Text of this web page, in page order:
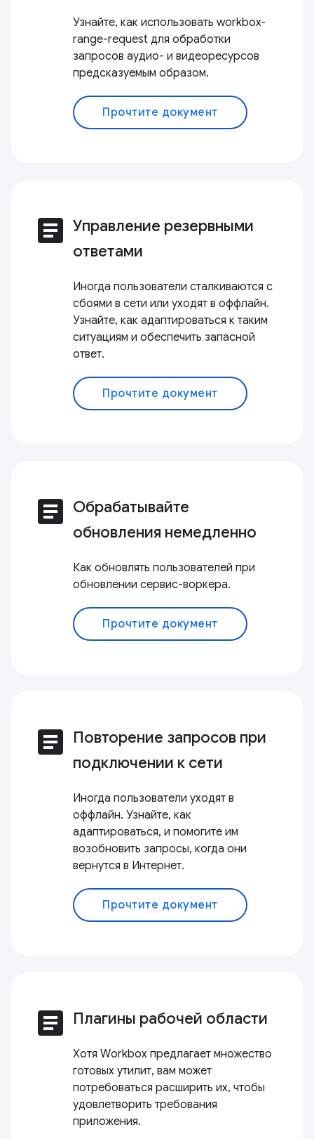
Узнайте, как использовать workbox-
range-request для обработки
запросов аудио- и видеоресурсов
предсказуемым образом.
Прочтите документ
article Управление резервными
ответами
Иногда пользователи сталкиваются с
сбоями в сети или уходят в оффлайн.
Узнайте, как адаптироваться к таким
ситуациям и обеспечить запасной
ответ.
Прочтите документ
article Обрабатывайте
обновления немедленно
Как обновлять пользователей при
обновлении сервис-воркера.
Прочтите документ
article Повторение запросов при
подключении к сети
Иногда пользователи уходят в
оффлайн. Узнайте, как
адаптироваться, и помогите им
возобновить запросы, когда они
вернутся в Интернет.
Прочтите документ
article Плагины рабочей области
Хотя Workbox предлагает множество
готовых утилит, вам может
потребоваться расширить их, чтобы
удовлетворить требования
приложения.